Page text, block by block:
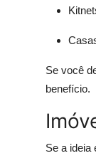
Se você
benefício.
Se a ideia